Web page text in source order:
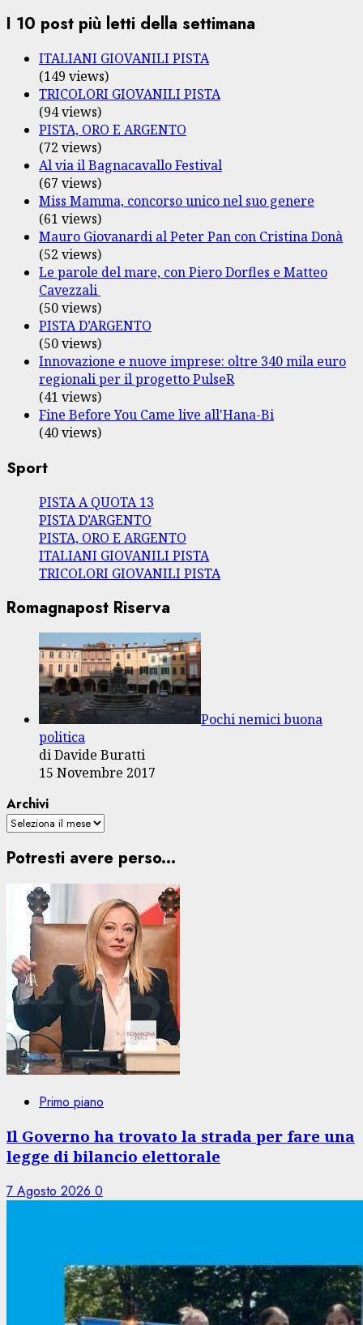
I 10 post più letti della settimana
ITALIANI GIOVANILI PISTA
(149 views)
TRICOLORI GIOVANILI PISTA
(94 views)
PISTA, ORO E ARGENTO
(72 views)
Al via il Bagnacavallo Festival
(67 views)
Miss Mamma, concorso unico nel suo genere
(61 views)
Mauro Giovanardi al Peter Pan con Cristina Donà
(52 views)
Le parole del mare, con Piero Dorfles e Matteo
Cavezzali
(50 views)
PISTA D’ARGENTO
(50 views)
Innovazione e nuove imprese: oltre 340 mila euro
regionali per il progetto PulseR
(41 views)
Fine Before You Came live all'Hana-Bi
(40 views)
Sport
PISTA A QUOTA 13
PISTA D’ARGENTO
PISTA, ORO E ARGENTO
ITALIANI GIOVANILI PISTA
TRICOLORI GIOVANILI PISTA
Romagnapost Riserva
Pochi nemici buona
politica
di Davide Buratti
15 Novembre 2017
Archivi
Potresti avere perso...
Primo piano
Il Governo ha trovato la strada per fare una
legge di bilancio elettorale
7 Agosto 2026 0